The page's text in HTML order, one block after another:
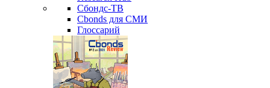
Сбондс-ТВ
Cbonds для СМИ
Глоссарий